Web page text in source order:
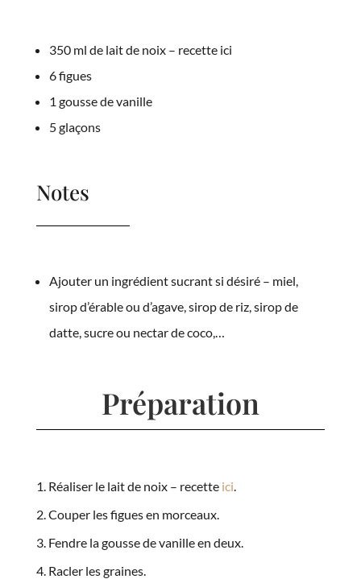
350 ml de lait de noix – recette ici
6 figues
1 gousse de vanille
5 glaçons
Notes
Ajouter un ingrédient sucrant si désiré – miel,
sirop d’érable ou d’agave, sirop de riz, sirop de
datte, sucre ou nectar de coco,…
Préparation
Réaliser le lait de noix – recette ici
Couper les figues en morceaux.
Fendre la gousse de vanille en deux.
Racler les graines.